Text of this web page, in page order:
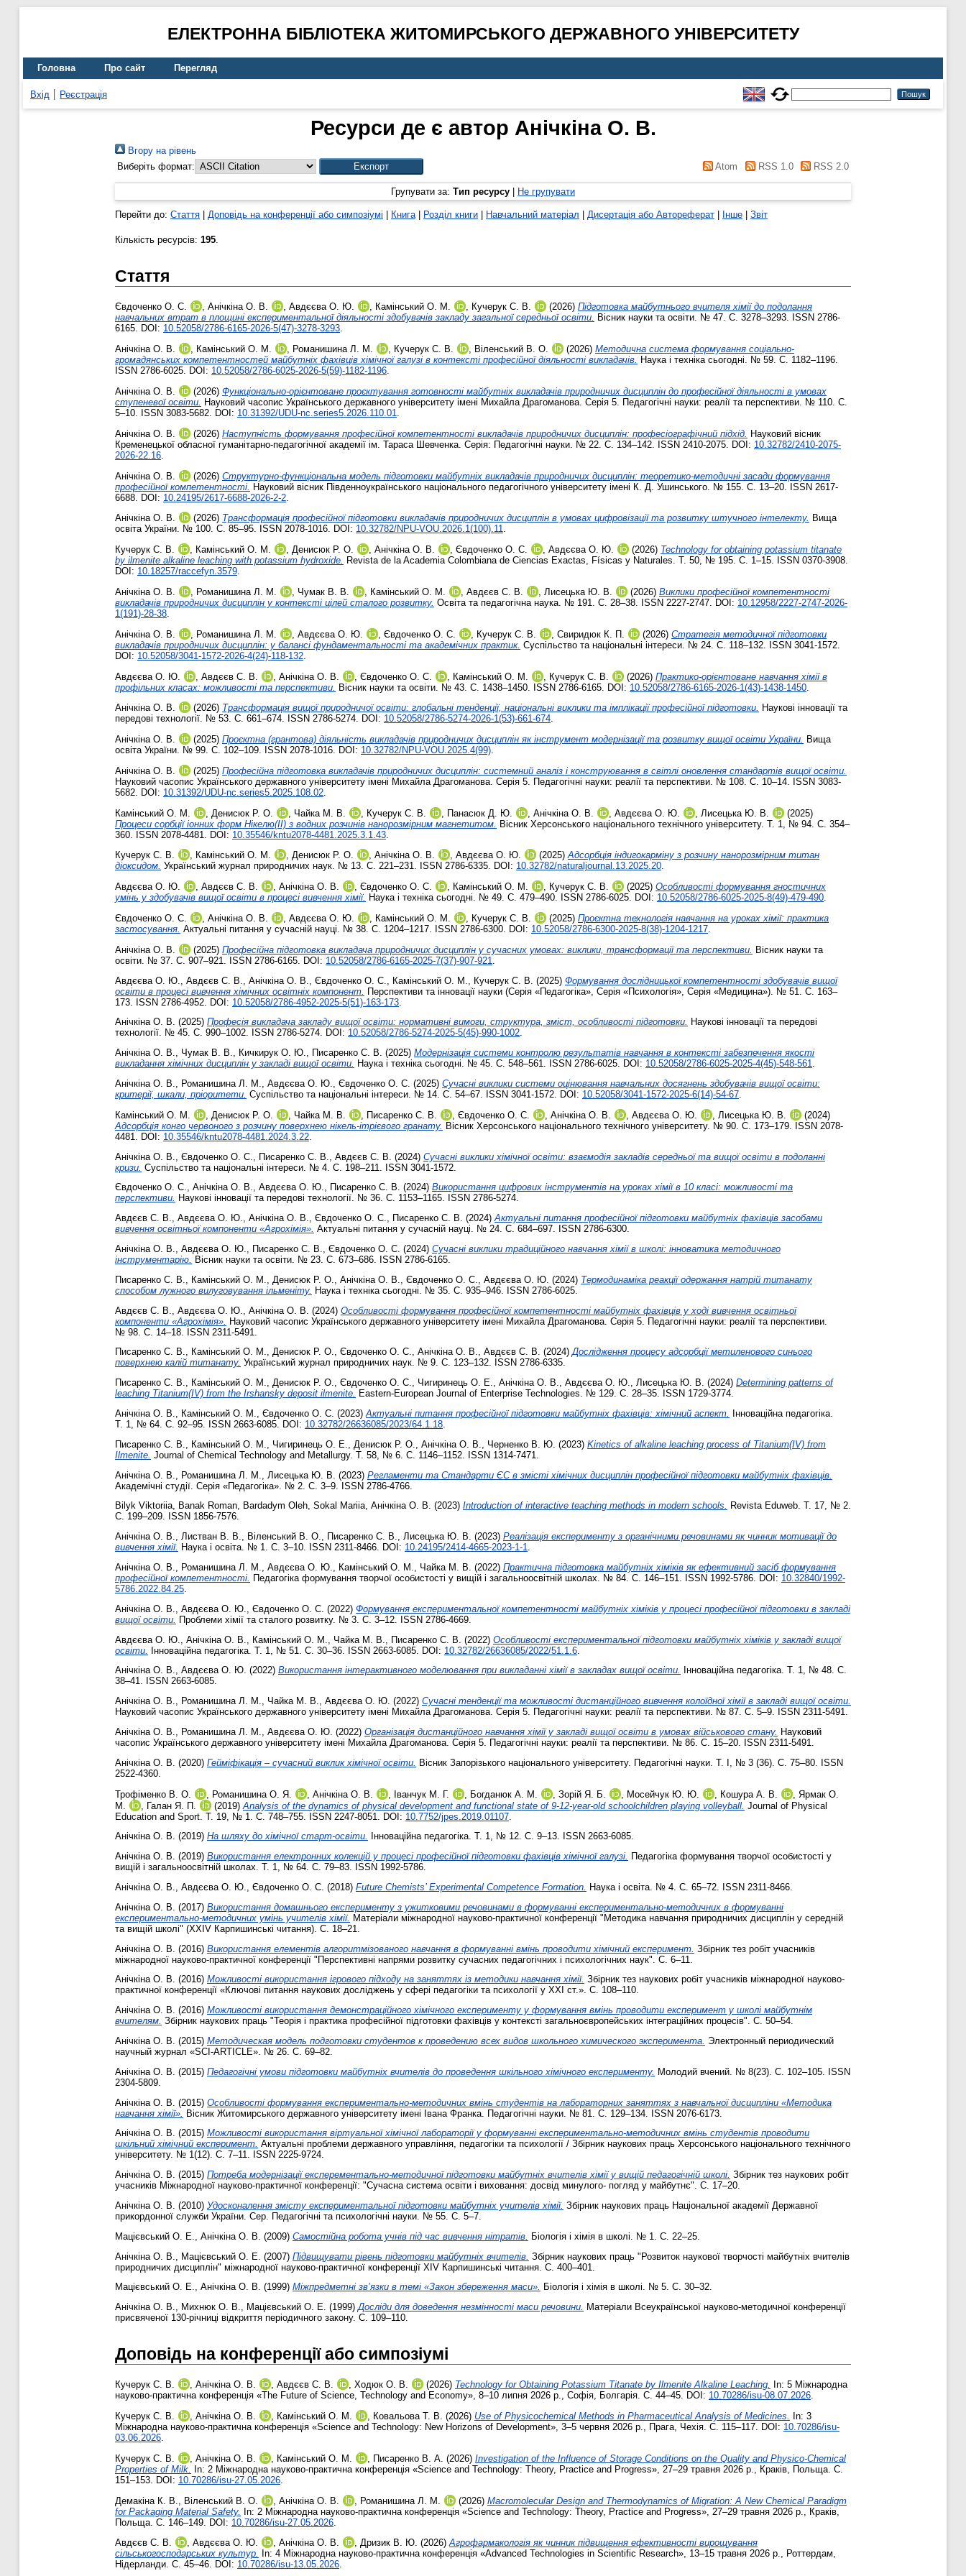
ЕЛЕКТРОННА БІБЛІОТЕКА ЖИТОМИРСЬКОГО ДЕРЖАВНОГО УНІВЕРСИТЕТУ
Головна Про сайт Перегляд
Вхід Реєстрація
Ресурси де є автор Анічкіна О. В.
Вгору на рівень
Виберіть формат:
Atom RSS 1.0 RSS 2.0
Групувати за: Тип ресурсу Не групувати
Перейти до: Стаття Доповідь на конференції або симпозіумі Книга| Розділ книги Навчальний матеріал Дисертація або Автореферат Інше Звіт
Кількість ресурсів: 195.
Стаття
Євдоченко О. С. , Анічкіна О. В. , Авдєєва О. Ю. , Камінський О. М. , Кучерук С. В. (2026) Підготовка майбутнього вчителя хімії до подолання
навчальних втрат в площині експериментальної діяльності здобувачів закладу загальної середньої освіти. Вісник науки та освіти. № 47. С. 3278–3293. ISSN 2786-
6165. DOI: 10.52058/2786-6165-2026-5(47)-3278-3293.
Анічкіна О. В.
, Камінський О. М. , Романишина Л. М. , Кучерук С. В. , Віленський В. О. (2026) Методична система формування соціально-
громадянських компетентностей майбутніх фахівців хімічної галузі в контексті професійної діяльності викладачів. Наука і техніка сьогодні. № 59. С. 1182–1196.
ISSN 2786-6025. DOI: 10.52058/2786-6025-2026-5(59)-1182-1196.
Анічкіна О. В.
(2026) Функціонально-орієнтоване проєктування готовності майбутніх викладачів природничих дисциплін до професійної діяльності в умовах
ступеневої освіти.
Науковий часопис Українського державного університету імені Михайла Драгоманова. Серія 5. Педагогічні науки: реалії та перспективи. № 110. С.
5–10. ISSN 3083-5682. DOI: 10.31392/UDU-nc.series5.2026.110.01
Анічкіна О. В.
(2026) Наступність формування професійної компетентності викладачів природничих дисциплін: професіографічний підхід. Науковий вісник
Кременецької обласної гуманітарно-педагогічної академії ім. Тараса Шевченка. Серія: Педагогічні науки. № 22. С. 134–142. ISSN 2410-2075. DOI: 10.32782/2410-2075-
2026-22.16
Анічкіна О. В.
(2026) Структурно-функціональна модель підготовки майбутніх викладачів природничих дисциплін: теоретико-методичні засади формування
професійної компетентності. Науковий вісник Південноукраїнського національного педагогічного університету імені К. Д. Ушинського. № 155. С. 13–20. ISSN 2617-
6688. DOI: 10.24195/2617-6688-2026-2-2
Анічкіна О. В.
(2026) Трансформація професійної підготовки викладачів природничих дисциплін в умовах цифровізації та розвитку штучного інтелекту. Вища
освіта України. № 100. С. 85–95. ISSN 2078-1016. DOI: 10.32782/NPU-VOU.2026.1(100).11.
Кучерук С. В.
, Камінський О. М. , Денисюк Р. О. , Анічкіна О. В. , Євдоченко О. С. , Авдєєва О. Ю. (2026) Technology for obtaining potassium titanate
by ilmenite alkaline leaching with potassium hydroxide. Revista de la Academia Colombiana de Ciencias Exactas, Físicas y Naturales. Т. 50, № 195. С. 1–15. ISSN 0370-3908.
DOI: 10.18257/raccefyn.3579.
Анічкіна О. В.
Романишина Л. М. Чумак В. В. Камінський О. М. Авдєєв С. В. Лисецька Ю. В. (2026) Виклики професійної компетентності
викладачів природничих дисциплін у контексті цілей сталого розвитку. Освіта та педагогічна наука. № 191. С. 28–38. ISSN 2227-2747. DOI: 10.12958/2227-2747-2026-
1(191)-28-38
Анічкіна О. В.
Романишина Л. М. Авдєєва О. Ю. Євдоченко О. С. Кучерук С. В. Свиридюк К. П. (2026) Стратегія методичної підготовки
викладачів природничих дисциплін: у балансі фундаментальності та академічних практик. Суспільство та національні інтереси. № 24. С. 118–132. ISSN 3041-1572.
DOI: 10.52058/3041-1572-2026-4(24)-118-132
Авдєєва О. Ю.
Авдєєв С. В. Анічкіна О. В. Євдоченко О. С. Камінський О. М. Кучерук С. В. (2026) Практико-орієнтоване навчання хімії в
профільних класах: можливості та перспективи. Вісник науки та освіти. № 43. С. 1438–1450. ISSN 2786-6165. DOI: 10.52058/2786-6165-2026-1(43)-1438-1450
Анічкіна О. В.
(2026) Трансформація вищої природничої освіти: глобальні тенденції, національні виклики та імплікації професійної підготовки. Наукові інновації та
передові технології. № 53. С. 661–674. ISSN 2786-5274. DOI: 10.52058/2786-5274-2026-1(53)-661-674.
Анічкіна О. В.
(2025) Проєктна (грантова) діяльність викладачів природничих дисциплін як інструмент модернізації та розвитку вищої освіти України. Вища
освіта України. № 99. С. 102–109. ISSN 2078-1016. DOI: 10.32782/NPU-VOU.2025.4(99).
Анічкіна О. В.
(2025) Професійна підготовка викладачів природничих дисциплін: системний аналіз і конструювання в світлі оновлення стандартів вищої освіти.
Науковий часопис Українського державного університету імені Михайла Драгоманова. Серія 5. Педагогічні науки: реалії та перспективи. № 108. С. 10–14. ISSN 3083-
5682. DOI: 10.31392/UDU-nc.series5.2025.108.02
Камінський О. М.
Денисюк Р. О. Чайка М. В. Кучерук С. В. Панасюк Д. Ю. Анічкіна О. В. Авдєєва О. Ю. Лисецька Ю. В.
(2025)
Процеси сорбції іонних форм Нікелю(ІІ) з водних розчинів нанорозмірним магнетитом. Вісник Херсонського національного технічного університету. Т. 1, № 94. С. 354–
360. ISSN 2078-4481. DOI: 10.35546/kntu2078-4481.2025.3.1.43
Кучерук С. В.
, Камінський О. М. , Денисюк Р. О. , Анічкіна О. В. , Авдєєва О. Ю. (2025)Адсорбція індигокарміну з розчину нанорозмірним титан
діоксидом. Український журнал природничих наук. № 13. С. 221–231. ISSN 2786-6335. DOI: 10.32782/naturaljournal.13.2025.20.
Авдєєва О. Ю.
, Авдєєв С. В. , Анічкіна О. В. , Євдоченко О. С. , Камінський О. М. , Кучерук С. В. (2025) Особливості формування гностичних
умінь у здобувачів вищої освіти в процесі вивчення хімії. Наука і техніка сьогодні. № 49. С. 479–490. ISSN 2786-6025. DOI: 10.52058/2786-6025-2025-8(49)-479-490.
Євдоченко О. С.
, Анічкіна О. В. , Авдєєва О. Ю. , Камінський О. М. , Кучерук С. В. (2025) Проєктна технологія навчання на уроках хімії: практика
застосування. Актуальні питання у сучасній науці. № 38. С. 1204–1217. ISSN 2786-6300. DOI: 10.52058/2786-6300-2025-8(38)-1204-1217.
Анічкіна О. В.
(2025) Професійна підготовка викладача природничих дисциплін у сучасних умовах: виклики, трансформації та перспективи.
Вісник науки та
освіти. № 37. С. 907–921. ISSN 2786-6165. DOI: 10.52058/2786-6165-2025-7(37)-907-921
Авдєєва О. Ю.
Авдєєв С. В. Анічкіна О. В. Євдоченко О. С. Камінський О. М. Кучерук С. В. (2025) Формування дослідницької компетентності здобувачів вищої
освіти в процесі вивчення хімічних освітніх компонент. Перспективи та інновації науки (Серія «Педагогіка», Серія «Психологія», Серія «Медицина»). № 51. С. 163–
173. ISSN 2786-4952. DOI: 10.52058/2786-4952-2025-5(51)-163-173
Анічкіна О. В. (2025) Професія викладача закладу вищої освіти: нормативні вимоги, структура, зміст, особливості підготовки. Наукові інновації та передові
технології. № 45. С. 990–1002. ISSN 2786-5274. DOI: 10.52058/2786-5274-2025-5(45)-990-1002.
Анічкіна О. В., Чумак В. В., Кичкирук О. Ю., Писаренко С. В. (2025) Модернізація системи контролю результатів навчання в контексті забезпечення якості
викладання хімічних дисциплін у закладі вищої освіти. Наука і техніка сьогодні. № 45. С. 548–561. ISSN 2786-6025. DOI: 10.52058/2786-6025-2025-4(45)-548-561.
Анічкіна О. В., Романишина Л. М., Авдєєва О. Ю., Євдоченко О. С. (2025) Сучасні виклики системи оцінювання навчальних досягнень здобувачів вищої освіти:
критерії, шкали, пріоритети. Суспільство та національні інтереси. № 14. С. 54–67. ISSN 3041-1572. DOI: 10.52058/3041-1572-2025-6(14)-54-67.
Камінський О. М.
Денисюк Р. О. Чайка М. В. Писаренко С. В. Євдоченко О. С. Анічкіна О. В. Авдєєва О. Ю. Лисецька Ю. В.
(2024)
Адсорбція конго червоного з розчину поверхнею нікель-ітрієвого гранату. Вісник Херсонського національного технічного університету. № 90. С. 173–179. ISSN 2078-
4481. DOI: 10.35546/kntu2078-4481.2024.3.22
Анічкіна О. В.
Євдоченко О. С. Писаренко С. В. Авдєєв С. В. (2024) Сучасні виклики хімічної освіти: взаємодія закладів середньої та вищої освіти в подоланні
кризи. Суспільство та національні інтереси. № 4. С. 198–211. ISSN 3041-1572.
Євдоченко О. С., Анічкіна О. В., Авдєєва О. Ю., Писаренко С. В. (2024) Використання цифрових інструментів на уроках хімії в 10 класі: можливості та
перспективи. Наукові інновації та передові технології. № 36. С. 1153–1165. ISSN 2786-5274.
Авдєєв С. В., Авдєєва О. Ю., Анічкіна О. В., Євдоченко О. С., Писаренко С. В. (2024)Актуальні питання професійної підготовки майбутніх фахівців засобами
вивчення освітньої компоненти «Агрохімія». Актуальні питання у сучасній науці. № 24. С. 684–697. ISSN 2786-6300.
Анічкіна О. В., Авдєєва О. Ю., Писаренко С. В., Євдоченко О. С. (2024) Сучасні виклики традиційного навчання хімії в школі: інноватика методичного
інструментарію. Вісник науки та освіти. № 23. С. 673–686. ISSN 2786-6165.
Писаренко С. В.
Камінський О. М. Денисюк Р. О. Анічкіна О. В. Євдоченко О. С. Авдєєва О. Ю. (2024) Термодинаміка реакції одержання натрій титанату
способом лужного вилуговування ільменіту. Наука і техніка сьогодні. № 35. С. 935–946. ISSN 2786-6025.
Авдєєв С. В.
Авдєєва О. Ю. Анічкіна О. В. (2024) Особливості формування професійної компетентності майбутніх фахівців у ході вивчення освітньої
компоненти «Агрохімія». Науковий часопис Українського державного університету імені Михайла Драгоманова. Серія 5. Педагогічні науки: реалії та перспективи.
№ 98. С. 14–18. ISSN 2311-5491.
Писаренко С. В., Камінський О. М., Денисюк Р. О., Євдоченко О. С., Анічкіна О. В., Авдєєв С. В. (2024)Дослідження процесу адсорбції метиленового синього
поверхнею калій титанату. Український журнал природничих наук. № 9. С. 123–132. ISSN 2786-6335.
Писаренко С. В., Камінський О. М., Денисюк Р. О., Євдоченко О. С., Чигиринець О. Е., Анічкіна О. В., Авдєєва О. Ю., Лисецька Ю. В. (2024) Determining patterns of
leaching Titanium(IV) from the Irshansky deposit ilmenite. Eastern-European Journal of Enterprise Technologies. № 129. С. 28–35. ISSN 1729-3774.
Анічкіна О. В., Камінський О. М., Євдоченко О. С. (2023)Актуальні питання професійної підготовки майбутніх фахівців: хімічний аспект.
Інноваційна педагогіка.
Т. 1, № 64. С. 92–95. ISSN 2663-6085. DOI: 10.32782/26636085/2023/64.1.18.
Писаренко С. В.
Камінський О. М. Чигиринець О. Е. Денисюк Р. О. Анічкіна О. В. Черненко В. Ю. (2023) Kinetics of alkaline leaching process of Titanium(IV) from
Ilmenite. Journal of Chemical Technology and Metallurgy. Т. 58, № 6. С. 1146–1152. ISSN 1314-7471.
Анічкіна О. В.
Романишина Л. М. Лисецька Ю. В. (2023) Регламенти та Стандарти ЄС в змісті хімічних дисциплін професійної підготовки майбутніх фахівців.
Академічні студії. Серія «Педагогіка». № 2. С. 3–9. ISSN 2786-4766.
Bilyk Viktoriia, Banak Roman, Bardadym Oleh, Sokal Mariia, Анічкіна О. В. (2023) Introduction of interactive teaching methods in modern schools. Revista Eduweb. Т. 17, № 2.
С. 199–209. ISSN 1856-7576.
Анічкіна О. В., Листван В. В., Віленський В. О., Писаренко С. В., Лисецька Ю. В. (2023) Реалізація експерименту з органічними речовинами як чинник мотивації до
вивчення хімії. Наука і освіта. № 1. С. 3–10. ISSN 2311-8466. DOI: 10.24195/2414-4665-2023-1-1.
Анічкіна О. В., Романишина Л. М., Авдєєва О. Ю., Камінський О. М., Чайка М. В. (2022) Практична підготовка майбутніх хіміків як ефективний засіб формування
професійної компетентності. Педагогіка формування творчої особистості у вищій і загальноосвітній школах. № 84. С. 146–151. ISSN 1992-5786. DOI: 10.32840/1992-
5786.2022.84.25.
Анічкіна О. В.
Авдєєва О. Ю. Євдоченко О. С. (2022) Формування експериментальної компетентності майбутніх хіміків у процесі професійної підготовки в закладі
вищої освіти.
Проблеми хімії та сталого розвитку. № 3. С. 3–12. ISSN 2786-4669.
Авдєєва О. Ю.
Анічкіна О. В. Камінський О. М. Чайка М. В. Писаренко С. В. (2022) Особливості експериментальної підготовки майбутніх хіміків у закладі вищої
освіти. Інноваційна педагогіка. Т. 1, № 51. С. 30–36. ISSN 2663-6085. DOI: 10.32782/26636085/2022/51.1.6
Анічкіна О. В., Авдєєва О. Ю. (2022) Використання інтерактивного моделювання при викладанні хімії в закладах вищої освіти.
Інноваційна педагогіка. Т. 1, № 48. С.
38–41. ISSN 2663-6085.
Анічкіна О. В., Романишина Л. М., Чайка М. В., Авдєєва О. Ю. (2022) Сучасні тенденції та можливості дистанційного вивчення колоїдної хімії в закладі вищої освіти.
Науковий часопис Українського державного університету імені Михайла Драгоманова. Серія 5. Педагогічні науки: реалії та перспективи. № 87. С. 5–9. ISSN 2311-5491.
Анічкіна О. В., Романишина Л. М., Авдєєва О. Ю. (2022) Організація дистанційного навчання хімії у закладі вищої освіти в умовах військового стану. Науковий
часопис Українського державного університету імені Михайла Драгоманова. Серія 5. Педагогічні науки: реалії та перспективи. № 86. С. 15–20. ISSN 2311-5491.
Анічкіна О. В. (2020) Гейміфікація – сучасний виклик хімічної освіти.
Вісник Запорізького національного університету. Педагогічні науки. Т. I, № 3 (36). С. 75–80. ISSN
2522-4360.
Трофіменко В. О.
Романишина О. Я. Анічкіна О. В. Іванчук М. Г. Богданюк А. М. Зорій Я. Б. Мосейчук Ю. Ю. Кошура А. В.
Ярмак О.
М.
Галан Я. П. (2019) Analysis of the dynamics of physical development and functional state of 9-12-year-old schoolchildren playing volleyball. Journal of Physical
Education and Sport. Т. 19, № 1. С. 748–755. ISSN 2247-8051. DOI: 10.7752/jpes.2019.01107
Анічкіна О. В. (2019) На шляху до хімічної старт-освіти.
Інноваційна педагогіка. Т. 1, № 12. С. 9–13. ISSN 2663-6085.
Анічкіна О. В. (2019) Використання електронних колекцій у процесі професійної підготовки фахівців хімічної галузі. Педагогіка формування творчої особистості у
вищій і загальноосвітній школах. Т. 1, № 64. С. 79–83. ISSN 1992-5786.
Анічкіна О. В.
Авдєєва О. Ю. Євдоченко О. С. (2018) Future Chemists’ Experimental Competence Formation.
Наука і освіта. № 4. С. 65–72. ISSN 2311-8466.
Анічкіна О. В. (2017) Використання домашнього експерименту з ужитковими речовинами в формуванні експериментально-методичних в формуванні
експериментально-методичних умінь учителів хімії. Матеріали міжнародної науково-практичної конференції "Методика навчання природничих дисциплін у середній
та вищій школі" (ХХІV Карпишинські читання). С. 18–21.
Анічкіна О. В. (2016) Використання елементів алгоритмізованого навчання в формуванні вмінь проводити хімічний експеримент. Збірник тез робіт учасників
міжнародної науково-практичної конференції "Перспективні напрями розвитку сучасних педагогічних і психологічних наук". С. 6–11.
Анічкіна О. В. (2016) Можливості використання ігрового підходу на заняттях із методики навчання хімії. Збірник тез наукових робіт учасників міжнародної науково-
практичної конференції «Ключові питання наукових досліджень у сфері педагогіки та психології у ХХІ ст.». С. 108–110.
Анічкіна О. В. (2016) Можливості використання демонстраційного хімічного експерименту у формування вмінь проводити експеримент у школі майбутнім
вчителям. Збірник наукових праць "Теорія і практика професійної підготовки фахівців у контексті загальноєвропейських інтеграційних процесів". С. 50–54.
Анічкіна О. В. (2015) Методическая модель подготовки студентов к проведению всех видов школьного химического эксперимента. Электронный периодический
научный журнал «SCI‐ARTICLE». № 26. С. 69–82.
Анічкіна О. В. (2015) Педагогічні умови підготовки майбутніх вчителів до проведення шкільного хімічного експерименту. Молодий вчений. № 8(23). С. 102–105. ISSN
2304-5809.
Анічкіна О. В. (2015) Особливості формування експериментально-методичних вмінь студентів на лабораторних заняттях з навчальної дисципліни «Методика
навчання хімії». Вісник Житомирського державного університету імені Івана Франка. Педагогічні науки. № 81. С. 129–134. ISSN 2076-6173.
Анічкіна О. В. (2015) Можливості використання віртуальної хімічної лабораторії у формуванні експериментально-методичних вмінь студентів проводити
шкільний хімічний експеримент. Актуальні проблеми державного управління, педагогіки та психології / Збірник наукових праць Херсонського національного технічного
університету. № 1(12). С. 7–11. ISSN 2225-9724.
Анічкіна О. В. (2015) Потреба модернізації експерементально-методичної підготовки майбутніх вчителів хімії у вищій педагогічній школі. Збірник тез наукових робіт
учасників Міжнародної науково-практичної конференції: "Сучасна система освіти і виховання: досвід минулого- погляд у майбутнє". С. 17–20.
Анічкіна О. В. (2010) Удосконалення змісту експериментальної підготовки майбутніх учителів хімії. Збірник наукових праць Національної академії Державної
прикордонної служби України. Сер. Педагогічні та психологічні науки. № 55. С. 5–7.
Мацієвський О. Е.
Анічкіна О. В. (2009) Самостійна робота учнів під час вивчення нітратів.
Біологія і хімія в школі. № 1. С. 22–25.
Анічкіна О. В.
Мацієвський О. Е. (2007) Підвищувати рівень підготовки майбутніх вчителів. Збірник наукових праць "Розвиток наукової творчості майбутніх вчителів
природничих дисциплін" міжнародної науково-практичної конференції ХІV Карпишинські читання. С. 400–401.
Мацієвський О. Е., Анічкіна О. В. (1999) Міжпредметні зв’язки в темі «Закон збереження маси». Біологія і хімія в школі. № 5. С. 30–32.
Анічкіна О. В., Михнюк О. В., Мацієвський О. Е. (1999)Досліди для доведення незмінності маси речовини. Матеріали Всеукраїнської науково-методичної конференції
присвяченої 130-річниці відкриття періодичного закону. С. 109–110.
Доповідь на конференції або симпозіумі
Кучерук С. В. , Анічкіна О. В. , Авдєєв С. В. , Ходюк О. В. (2026) Technology for Obtaining Potassium Titanate by Ilmenite Alkaline Leaching.
In: 5 Міжнародна
науково-практична конференція «The Future of Science, Technology and Economy», 8–10 липня 2026 р., Софія, Болгарія. С. 44–45. DOI: 10.70286/isu-08.07.2026.
Кучерук С. В.
, Анічкіна О. В. , Камінський О. М. , Ковальова Т. В. (2026) Use of Physicochemical Methods in Pharmaceutical Analysis of Medicines.
In: 3
Міжнародна науково-практична конференція «Science and Technology: New Horizons of Development», 3–5 червня 2026 р., Прага, Чехія. С. 115–117. DOI: 10.70286/isu-
03.06.2026.
Кучерук С. В.
Анічкіна О. В. Камінський О. М. Писаренко В. А. (2026) Investigation of the Influence of Storage Conditions on the Quality and Physico-Chemical
Properties of Milk.
In: 2 Міжнародна науково-практична конференція «Science and Technology: Theory, Practice and Progress», 27–29 травня 2026 р., Краків, Польща. С.
151–153. DOI: 10.70286/isu-27.05.2026
Демакіна К. В.
Віленський В. О. Анічкіна О. В. Романишина Л. М. (2026) Macromolecular Design and Thermodynamics of Migration: A New Chemical Paradigm
for Packaging Material Safety. In: 2 Міжнародна науково-практична конференція «Science and Technology: Theory, Practice and Progress», 27–29 травня 2026 р., Краків,
Польща. С. 146–149. DOI: 10.70286/isu-27.05.2026
Авдєєв С. В.
, Авдєєва О. Ю. , Анічкіна О. В. , Дризик В. Ю. (2026)Агрофармакологія як чинник підвищення ефективності вирощування
сільськогосподарських культур.
In: 4 Міжнародна науково-практична конференція «Advanced Technologies in Scientific Research», 13–15 травня 2026 р., Роттердам,
Нідерланди. С. 45–46. DOI: 10.70286/isu-13.05.2026.